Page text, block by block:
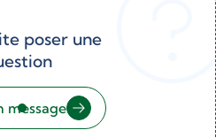
poser une
message